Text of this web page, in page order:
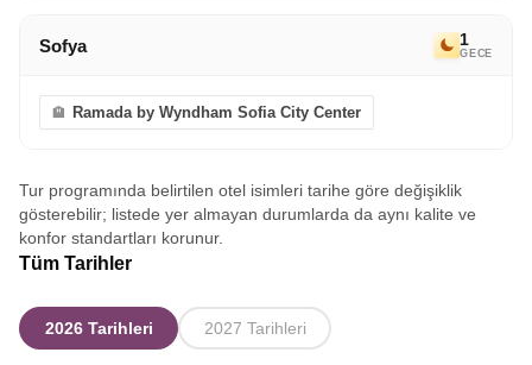
Sofya 1
GECE
Ramada by Wyndham Sofia City Center
Tur programında belirtilen otel isimleri tarihe göre değişiklik
gösterebilir; listede yer almayan durumlarda da aynı kalite ve
konfor standartları korunur.
Tüm Tarihler
2026 Tarihleri 2027 Tarihleri